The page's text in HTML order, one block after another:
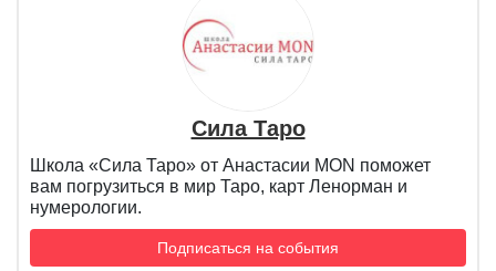
Сила Таро
Школа «Сила Таро» от Анастасии MON поможет
вам погрузиться в мир Таро, карт Ленорман и
нумерологии.
Подписаться на события